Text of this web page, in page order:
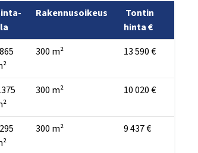
Rakennusoikeus
Tontin
hinta €
300 m² 13 590 €
300 m² 10 020 €
300 m² 9 437 €